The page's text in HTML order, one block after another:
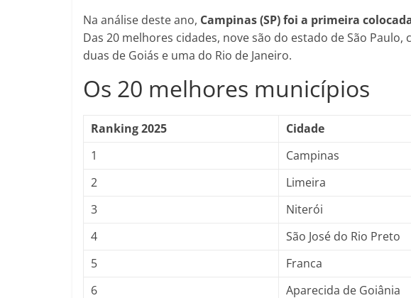
Na análise deste ano, Campinas (SP) foi a primeira
Das 20 melhores cidades, nove são do estado de São
duas de Goiás e uma do Rio de Janeiro.
Os 20 melhores municípios
Ranking 2025 Cidade
1
Campinas
2
Limeira
3
Niterói
4
São José do Rio Preto
5
Franca
6
Aparecida de Goiânia